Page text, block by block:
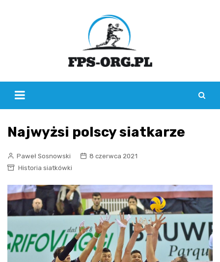
Najwyżsi polscy siatkarze
Paweł Sosnowski
8 czerwca 2021
Historia siatkówki